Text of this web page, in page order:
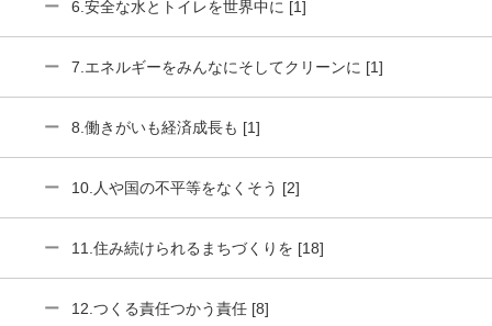
6.安全な水とトイレを世界中に [1]
7.エネルギーをみんなにそしてクリーンに [1]
8.働きがいも経済成長も [1]
10.人や国の不平等をなくそう [2]
11.住み続けられるまちづくりを [18]
12.つくる責任つかう責任 [8]